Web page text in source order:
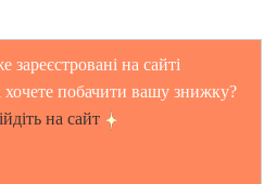
зареєстровані на сайті
побачити вашу знижку?
на сайт